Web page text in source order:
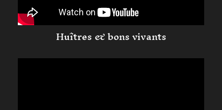
Huîtres & bons vivants